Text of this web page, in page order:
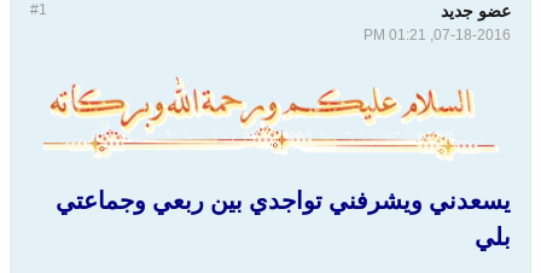
#1 عضو جديد
07-18-2016, 01:21 PM
يسعدني ويشرفني تواجدي بين ربعي وجماعتي
بلي